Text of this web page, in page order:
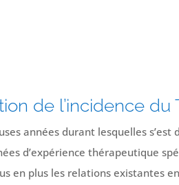
de l’incidence du
années durant lesquelles
d’expérience thérapeutique
en plus les relations existantes